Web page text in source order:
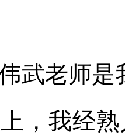
武老师
，我经